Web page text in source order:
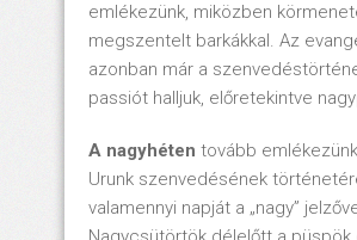
emlékezünk, miközben
megszentelt barkákkal. Az
azonban már a
passiót halljuk, előretekintve
A nagyhéten tovább
Urunk szenvedésének
valamennyi napját a „nagy”